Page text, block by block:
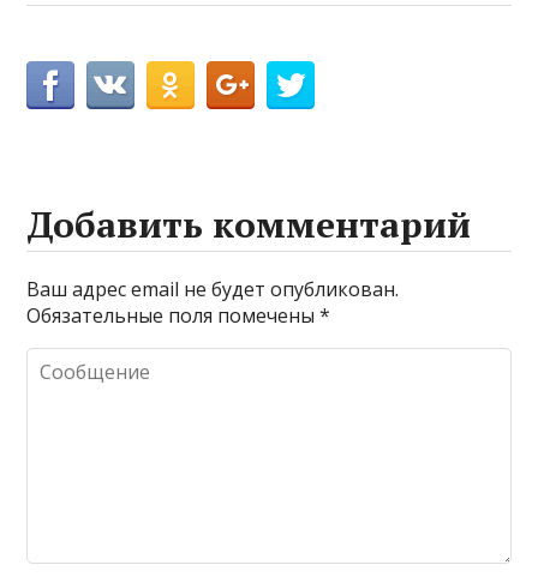
Добавить комментарий
Ваш адрес email не будет опубликован.
Обязательные поля помечены*